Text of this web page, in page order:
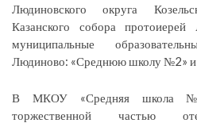
Людиновского округа
Казанского собора
муниципальные
Людиново: «Среднюю школу №2»
В МКОУ «Средняя школа
торжественной частью